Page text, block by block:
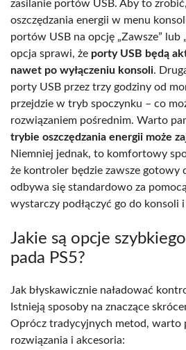
zasilanie portów USB. Aby to
oszczędzania energii w menu
portów USB na opcję „Zawsze” lub
opcja sprawi, że porty USB będą
nawet po wyłączeniu konsoli.
porty USB przez trzy godziny od
przejdzie w tryb spoczynku – co
rozwiązaniem pośrednim. Warto
trybie oszczędzania energii może
Niemniej jednak, to komfortowy
że kontroler będzie zawsze gotowy
odbywa się standardowo za
wystarczy podłączyć go do konsoli
Jakie są opcje
pada PS5?
Jak błyskawicznie naładować
Istnieją sposoby na znaczące
Oprócz tradycyjnych metod, warto
rozwiązania i akcesoria: